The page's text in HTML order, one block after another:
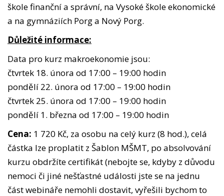
škole finanční a správní, na Vysoké škole ekonomické
a na gymnáziích Porg a Nový Porg.
Důležité informace:
Data pro kurz makroekonomie jsou:
čtvrtek 18. února od 17:00 – 19:00 hodin
pondělí 22. února od 17:00 – 19:00 hodin
čtvrtek 25. února od 17:00 – 19:00 hodin
pondělí 1. března od 17:00 – 19:00 hodin
Cena: 1 720 Kč, za osobu na celý kurz (8 hod.), celá
částka lze proplatit z Šablon MŠMT, po absolvování
kurzu obdržíte certifikát (nebojte se, kdyby z důvodu
nemoci či jiné nešťastné události jste se na jednu
část webináře nemohli dostavit, vyřešili bychom to